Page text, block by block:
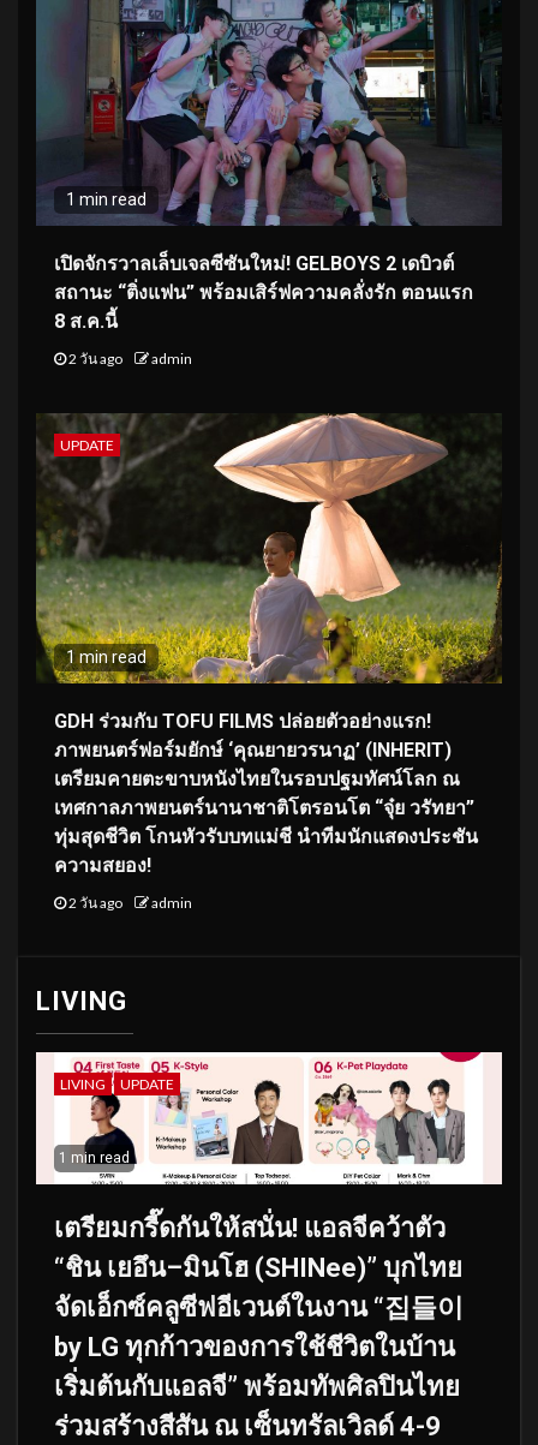
1 min read
เปิดจักรวาลเล็บเจลซีซันใหม่! GELBOYS 2 เดบิวต์
สถานะ “ติ่งแฟน” พร้อมเสิร์ฟความคลั่งรัก ตอนแรก
8 ส.ค.นี้
2 วัน ago admin
UPDATE
1 min read
GDH ร่วมกับ TOFU FILMS ปล่อยตัวอย่างแรก!
ภาพยนตร์ฟอร์มยักษ์ ‘คุณยายวรนาฏ’ (INHERIT)
เตรียมคายตะขาบหนังไทยในรอบปฐมทัศน์โลก ณ
เทศกาลภาพยนตร์นานาชาติโตรอนโต “จุ๋ย วรัทยา”
ทุ่มสุดชีวิต โกนหัวรับบทแม่ชี นำทีมนักแสดงประชัน
ความสยอง!
2 วัน ago admin
LIVING
LIVING UPDATE
1 min read
เตรียมกรี๊ดกันให้สนั่น! แอลจีคว้าตัว
“ชิน เยอึน–มินโฮ (SHINee)” บุกไทย
จัดเอ็กซ์คลูซีฟอีเวนต์ในงาน “집들이
by LG ทุกก้าวของการใช้ชีวิตในบ้าน
เริ่มต้นกับแอลจี” พร้อมทัพศิลปินไทย
ร่วมสร้างสีสัน ณ เซ็นทรัลเวิลด์ 4-9